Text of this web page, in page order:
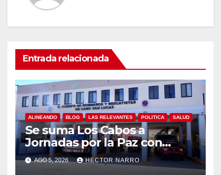
Entrada relacionada
ALINEANDO BLOG LAS RELEVANTES POLITICA SALUD
Se suma Los Cabos a
Jornadas por la Paz con
capacitación en primeros
auxilios para jóvenes
AGO 5, 2026 HECTOR NARRO